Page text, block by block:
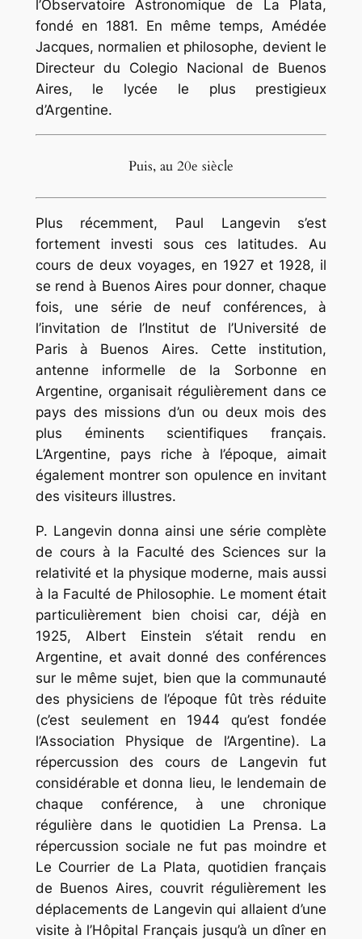
l’Observatoire Astronomique de La Plata,
fondé en 1881. En même temps, Amédée
Jacques, normalien et philosophe, devient le
Directeur du Colegio Nacional de Buenos
Aires, le lycée le plus prestigieux
d’Argentine.
Puis, au 20e siècle
Plus récemment, Paul Langevin s’est
fortement investi sous ces latitudes. Au
cours de deux voyages, en 1927 et 1928, il
se rend à Buenos Aires pour donner, chaque
fois, une série de neuf conférences, à
l’invitation de l’Institut de l’Université de
Paris à Buenos Aires. Cette institution,
antenne informelle de la Sorbonne en
Argentine, organisait régu­lièrement dans ce
pays des missions d’un ou deux mois des
plus éminents scientifiques français.
L’Argentine, pays riche à l’époque, aimait
également montrer son opulence en invitant
des visiteurs illustres.
P. Langevin donna ainsi une série complète
de cours à la Faculté des Sciences sur la
relativité et la physique moderne, mais aussi
à la Faculté de Philosophie. Le moment était
particulièrement bien choisi car, déjà en
1925, Albert Einstein s’était rendu en
Argentine, et avait donné des conférences
sur le même sujet, bien que la communauté
des physiciens de l’époque fût très réduite
(c’est seulement en 1944 qu’est fondée
l’Association Physique de l’Argentine). La
répercussion des cours de Langevin fut
considérable et donna lieu, le lendemain de
chaque conférence, à une chronique
régulière dans le quotidien La Prensa. La
répercussion sociale ne fut pas moindre et
Le Courrier de La Plata, quotidien français
de Buenos Aires, couvrit régulièrement les
déplacements de Langevin qui allaient d’une
visite à l’Hôpital Français jusqu’à un dîner en